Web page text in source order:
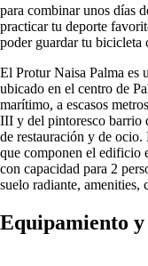
para combinar unos días
practicar tu deporte
poder guardar tu bicicleta
El Protur Naisa Palma es
ubicado en el centro de
marítimo, a escasos
III y del pintoresco barrio
de restauración y de ocio.
que componen el edificio
con capacidad para 2
suelo radiante, amenities,
Equipamiento